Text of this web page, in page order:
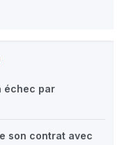
échec par
son contrat avec